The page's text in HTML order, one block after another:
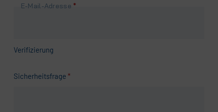
Pflichtfeld
E-Mail-Adresse *
Verifizierung
Pflichtfeld
Sicherheitsfrage *